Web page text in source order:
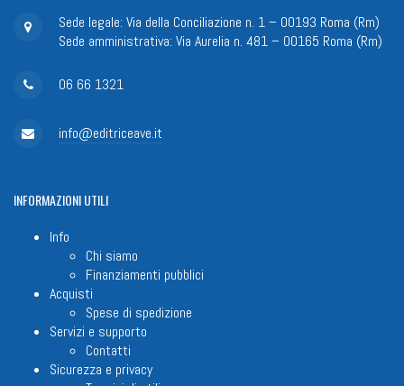
Sede legale: Via della Conciliazione n. 1 – 00193 Roma (Rm)
Sede amministrativa: Via Aurelia n. 481 – 00165 Roma (Rm)
06 66 1321
info@editriceave.it
INFORMAZIONIUTILI
Info
Chi siamo
Finanziamenti pubblici
Acquisti
Spese di spedizione
Servizi e supporto
Contatti
Sicurezza e privacy